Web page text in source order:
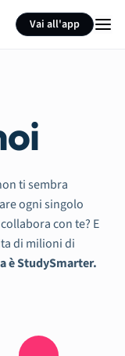
Vai all'app
ti sembra
ogni singolo
con te? E
di milioni di
è StudySmarter.